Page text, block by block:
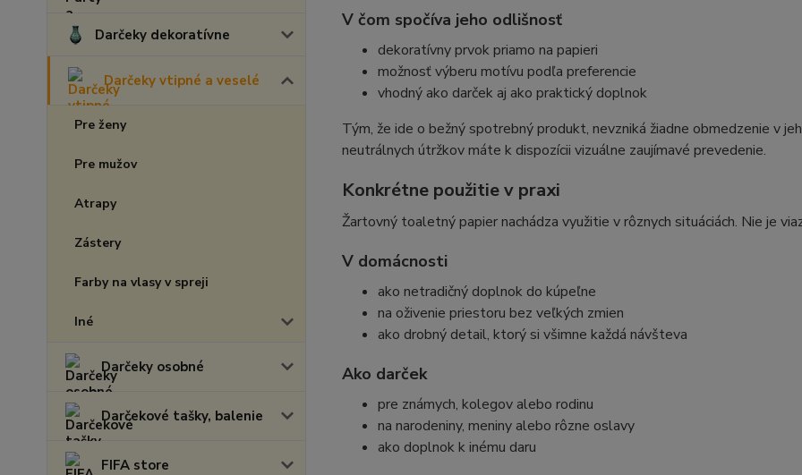
Darčeky dekoratívne
Darčeky vtipné a veselé
Pre ženy
Pre mužov
Atrapy
Zástery
Farby na vlasy v spreji
Iné
Darčeky osobné
Darčekové tašky, balenie
FIFA store
V čom spočíva jeho odlišnosť
dekoratívny prvok priamo na papieri
možnosť výberu motívu podľa preferencie
vhodný ako darček aj ako praktický doplnok
Tým, že ide o bežný spotrebný produkt, nevzniká žiadne obmedzenie v
neutrálnych útržkov máte k dispozícii vizuálne zaujímavé prevedenie.
Konkrétne použitie v praxi
Žartovný toaletný papier nachádza využitie v rôznych situáciách. Nie je
V domácnosti
ako netradičný doplnok do kúpeľne
na oživenie priestoru bez veľkých zmien
ako drobný detail, ktorý si všimne každá návšteva
Ako darček
pre známych, kolegov alebo rodinu
na narodeniny, meniny alebo rôzne oslavy
ako doplnok k inému daru